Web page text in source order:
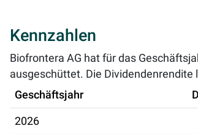
Kennzahlen
Biofrontera AG hat für das
ausgeschüttet. Die Dividendenrendite
Geschäftsjahr
2026